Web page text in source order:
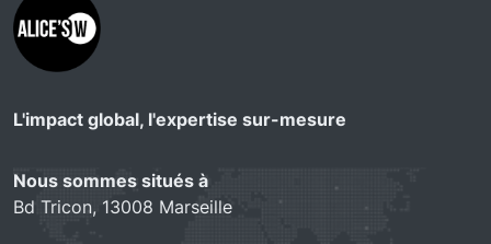
L'impact global, l'expertise sur-mesure
Nous sommes situés à
Bd Tricon, 13008 Marseille